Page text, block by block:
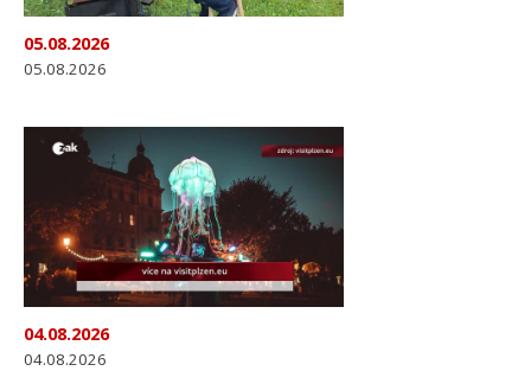
05.08.2026
05.08.2026
04.08.2026
04.08.2026